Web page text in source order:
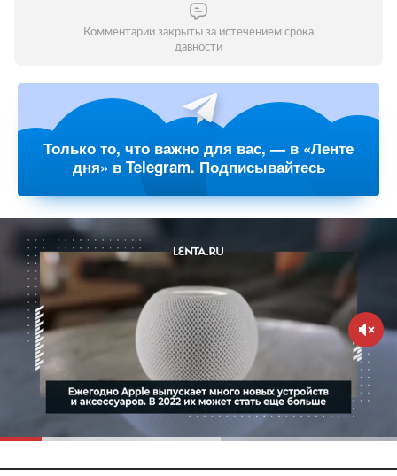
Комментарии закрыты за истечением срока
давности
Только то, что важно для вас, — в «Ленте
дня» в Telegram. Подписывайтесь